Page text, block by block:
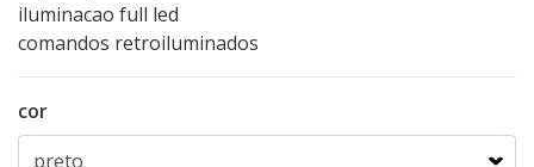
iluminacao full led
comandos retroiluminados
cor